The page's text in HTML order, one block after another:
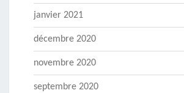
janvier 2021
décembre 2020
novembre 2020
septembre 2020